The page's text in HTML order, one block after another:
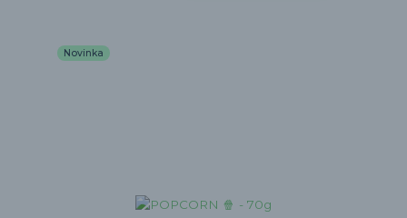
Novinka